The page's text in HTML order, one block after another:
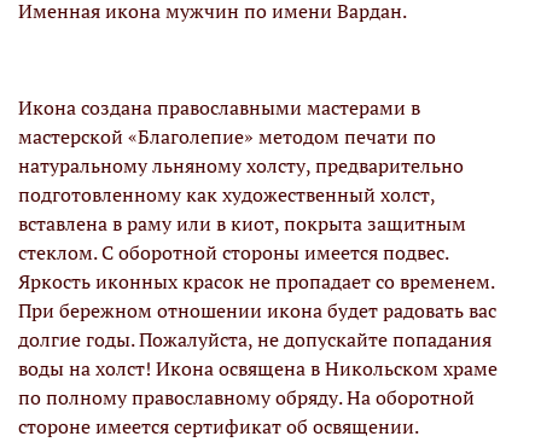
Именная икона мужчин по имени Вардан.
Икона создана православными мастерами в
мастерской «Благолепие» методом печати по
натуральному льняному холсту, предварительно
подготовленному как художественный холст,
вставлена в раму или в киот, покрыта защитным
стеклом. С оборотной стороны имеется подвес.
Яркость иконных красок не пропадает со временем.
При бережном отношении икона будет радовать вас
долгие годы. Пожалуйста, не допускайте попадания
воды на холст! Икона освящена в Никольском храме
по полному православному обряду. На оборотной
стороне имеется сертификат об освящении.